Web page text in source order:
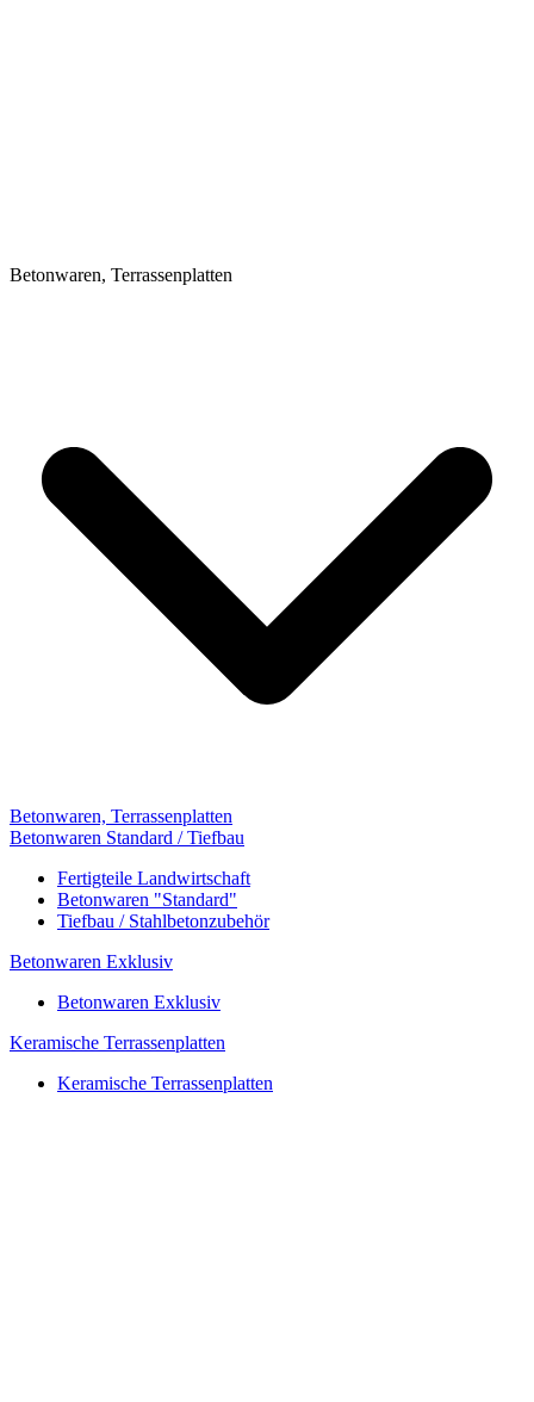
Betonwaren, Terrassenplatten
Betonwaren, Terrassenplatten
Betonwaren Standard / Tiefbau
Fertigteile Landwirtschaft
Betonwaren "Standard"
Tiefbau / Stahlbetonzubehör
Betonwaren Exklusiv
Betonwaren Exklusiv
Keramische Terrassenplatten
Keramische Terrassenplatten